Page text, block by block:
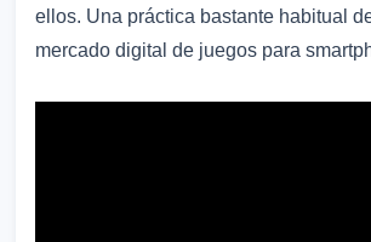
ellos. Una práctica bastante habitual
mercado digital de juegos para